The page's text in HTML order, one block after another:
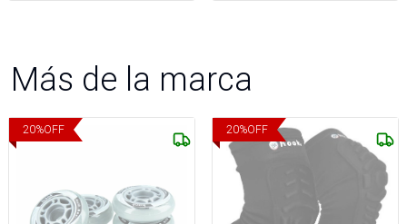
Más de la marca
20%OFF 20%OFF